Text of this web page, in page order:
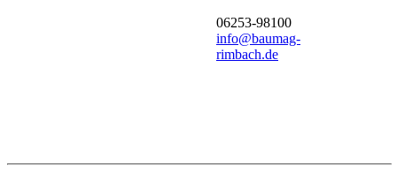
06253-98100
info@baumag-
rimbach.de